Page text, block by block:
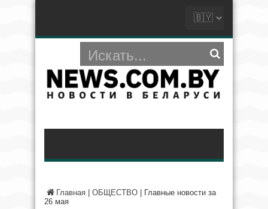
Главная ОБЩЕСТВО
Главные новости за
26 мая